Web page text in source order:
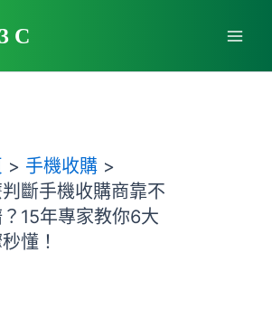
手機收購
斷手機收購商靠不
15年專家教你6大
懂！